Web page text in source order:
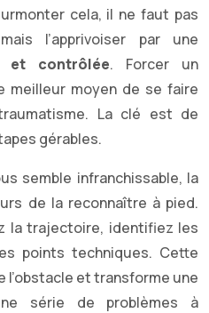
cela, il ne faut pas
l’apprivoiser par une
et contrôlée. Forcer un
meilleur moyen de se faire
La clé est de
gérables.
semble infranchissable, la
de la reconnaître à pied.
la trajectoire, identifiez les
points techniques. Cette
et transforme une
série de problèmes à